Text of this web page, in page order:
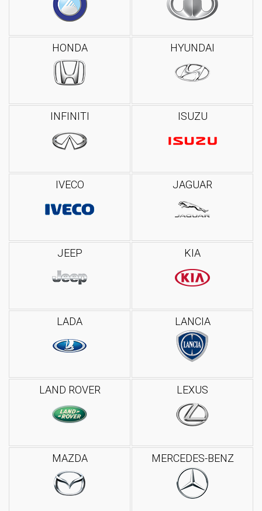
HONDA HYUNDAI
INFINITI ISUZU
IVECO JAGUAR
JEEP KIA
LADA LANCIA
LAND ROVER LEXUS
MAZDA MERCEDES-BENZ